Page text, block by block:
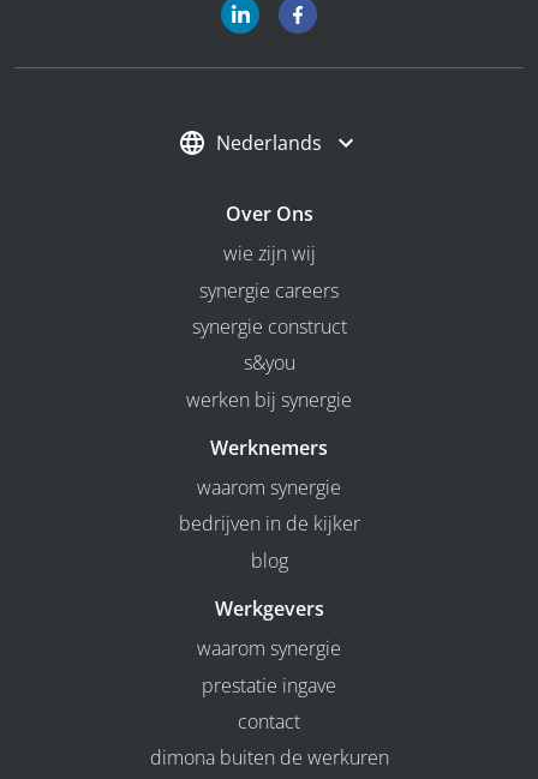
Nederlands
Over Ons
wie zijn wij
synergie careers
synergie construct
s&you
werken bij synergie
Werknemers
waarom synergie
bedrijven in de kijker
blog
Werkgevers
waarom synergie
prestatie ingave
contact
dimona buiten de werkuren